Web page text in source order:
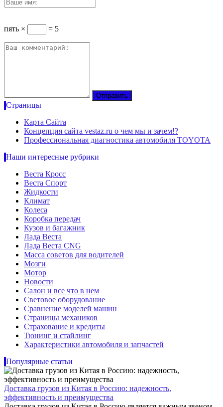
пять × = 5
Страницы
Карта Сайта
Концепция сайта vestaz.ru о чем мы и зачем!?
Профессиональная диагностика автомобиля TOYOTA
Наши интересные рубрики
Веста Кросс
Веста Спорт
Жидкости
Климат
Колеса
Коробка передач
Кузов и багажник
Лада Веста
Лада Веста CNG
Масса советов для водителей
Мозги
Мотор
Новости
Салон и все что в нем
Световое оборудование
Сравнение моделей машин
Страницы механиков
Страхование и кредиты
Тюнинг и стайлинг
Характеристики автомобиля и запчастей
Популярные статьи
Доставка грузов из Китая в Россию: надежность,
эффективность и преимущества